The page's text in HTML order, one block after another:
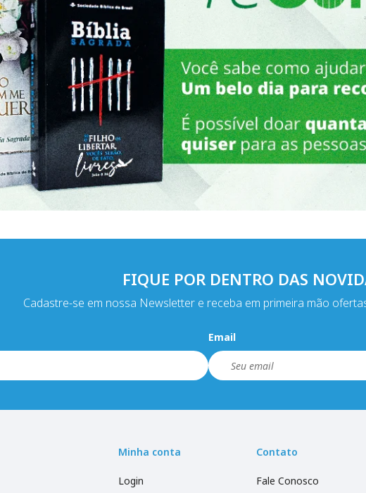
FIQUE POR DENTRO DAS
Cadastre-se em nossa Newsletter e receba em primeira mão
Email
Minha conta
Login
Contato
Fale Conosco